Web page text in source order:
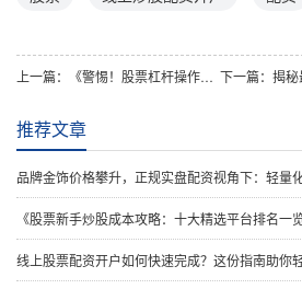
上一篇： 《警惕！股票杠杆操作，稍有不慎或致血本无归！》 下一篇：
推荐文章
品牌金饰价格攀升，正规实盘配资视角下：轻量
《股票新手炒股成本攻略：十大精选平台排名一
线上股票配资开户如何快速完成？这份指南助你轻